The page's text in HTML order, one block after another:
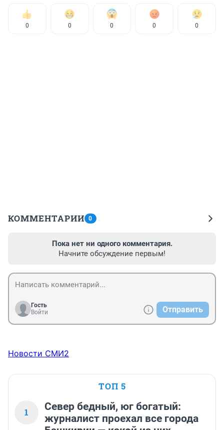
0 0 0 0 0
КОММЕНТАРИИ 0
Пока нет ни одного комментария.
Начните обсуждение первым!
Гость
Войти
Отправить
Новости СМИ2
ТОП 5
1
Север бедный, юг богатый:
журналист проехал все города